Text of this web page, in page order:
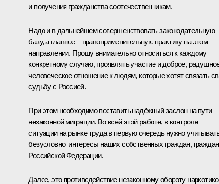
и получения гражданства соотечественникам.
Надо и в дальнейшем совершенствовать законодательную
базу, а главное – правоприменительную практику на этом
направлении. Прошу внимательно относиться к каждому
конкретному случаю, проявлять участие и доброе,
человеческое отношение к людям, которые хотят связать
судьбу с Россией.
При этом необходимо поставить надёжный заслон на пути
незаконной миграции. Во всей этой работе, в контроле
ситуации на рынке труда в первую очередь нужно
безусловно, интересы наших собственных граждан, граждан
Российской Федерации.
Далее, это противодействие незаконному обороту